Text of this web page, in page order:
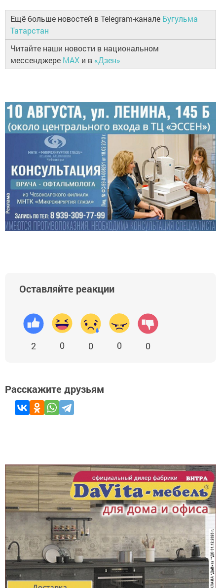
Ещё больше новостей в Telegram-канале Бугульма
Татарстан
Читайте наши новости в национальном
мессенджере MAX и в «Дзен»
Оставляйте реакции
2 0 0 0 0
Расскажите друзьям